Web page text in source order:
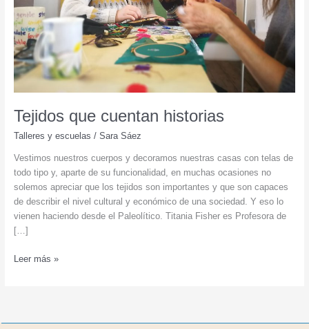
Tejidos que cuentan historias
Talleres y escuelas / Sara Sáez
Vestimos nuestros cuerpos y decoramos nuestras casas con telas de
todo tipo y, aparte de su funcionalidad, en muchas ocasiones no
solemos apreciar que los tejidos son importantes y que son capaces
de describir el nivel cultural y económico de una sociedad. Y eso lo
vienen haciendo desde el Paleolítico. Titania Fisher es Profesora de
[…]
Tejidos
Leer más »